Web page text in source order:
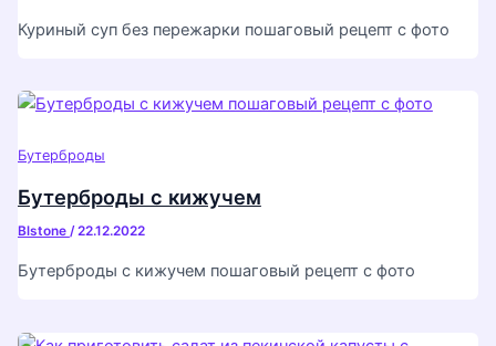
Куриный суп без пережарки пошаговый рецепт с фото
Бутерброды
Бутерброды с кижучем
Blstone /22.12.2022
Бутерброды с кижучем пошаговый рецепт с фото